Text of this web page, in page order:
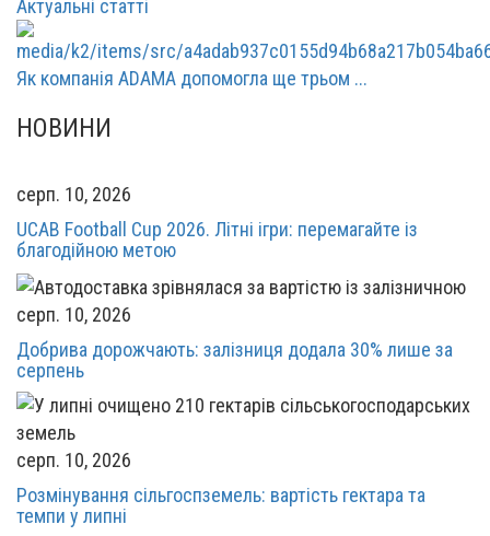
Актуальні статті
Як компанія ADAMA допомогла ще трьом ...
НОВИНИ
серп. 10, 2026
UCAB Football Cup 2026. Літні ігри: перемагайте із
благодійною метою
серп. 10, 2026
Добрива дорожчають: залізниця додала 30% лише за
серпень
серп. 10, 2026
Розмінування сільгоспземель: вартість гектара та
темпи у липні